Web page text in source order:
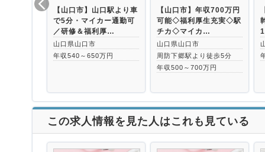
【山口市】山口駅より車
で5分・マイカー通勤可
／研修＆福利厚…
山口県山口市
年収540～650万円
【山口市】年収700万円
可能◇福利厚生充実◇駅
チカ◇マイカ…
山口県山口市
周防下郷駅より徒歩5分
年収500～700万円
この求人情報を見た人はこれも見ている